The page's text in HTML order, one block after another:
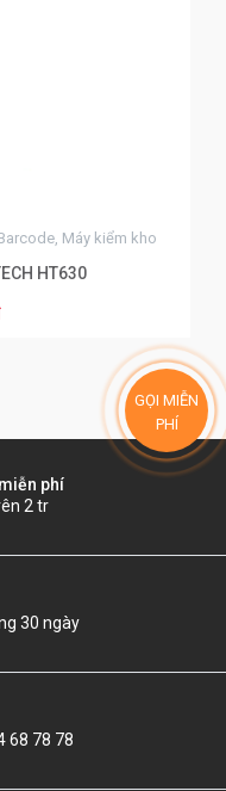
Máy kiểm kho
HT630
phí
2 tr
30 ngày
68 78 78
GỌI MIỄN
PHÍ